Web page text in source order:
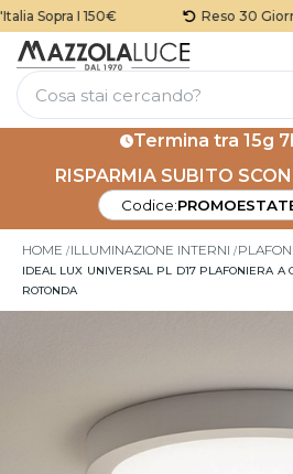
Sopra I 150€ Reso 30 Giorni
Termina tra 15g
RISPARMIA SUBITO
Codice:
HOME ILLUMINAZIONE INTERNI
IDEAL LUX UNIVERSAL PL D17 PLAFONIERA A
ROTONDA